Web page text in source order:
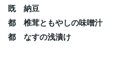
既 納豆
都 椎茸ともやしの味噌汁
都 なすの浅漬け